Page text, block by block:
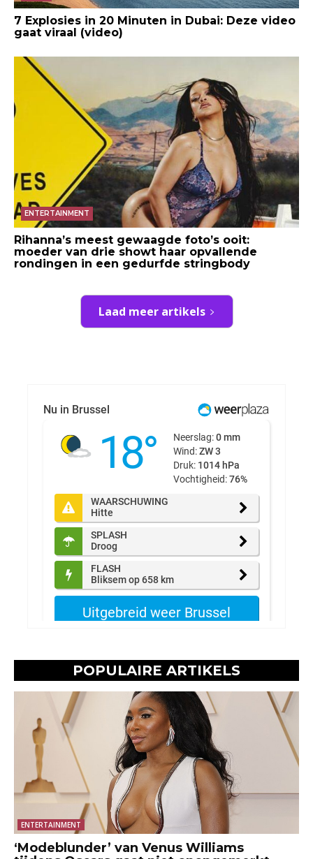
7 Explosies in 20 Minuten in Dubai: Deze video
gaat viraal (video)
ENTERTAINMENT
Rihanna’s meest gewaagde foto’s ooit:
moeder van drie showt haar opvallende
rondingen in een gedurfde stringbody
Laad meer artikels
POPULAIRE ARTIKELS
ENTERTAINMENT
‘Modeblunder’ van Venus Williams